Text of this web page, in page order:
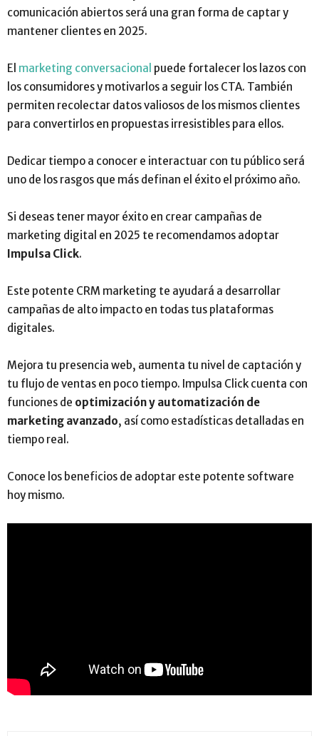
comunicación abiertos será una gran forma de captar y
mantener clientes en 2025.
El marketing conversacional puede fortalecer los lazos con
los consumidores y motivarlos a seguir los CTA. También
permiten recolectar datos valiosos de los mismos clientes
para convertirlos en propuestas irresistibles para ellos.
Dedicar tiempo a conocer e interactuar con tu público será
uno de los rasgos que más definan el éxito el próximo año.
Si deseas tener mayor éxito en crear campañas de
marketing digital en 2025 te recomendamos adoptar
Impulsa Click.
Este potente CRM marketing te ayudará a desarrollar
campañas de alto impacto en todas tus plataformas
digitales.
Mejora tu presencia web, aumenta tu nivel de captación y
tu flujo de ventas en poco tiempo. Impulsa Click cuenta con
funciones de optimización y automatización de
marketing avanzado, así como estadísticas detalladas en
tiempo real.
Conoce los beneficios de adoptar este potente software
hoy mismo.